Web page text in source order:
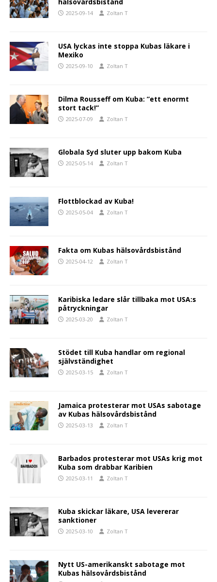
2025-09-14 Zoltan T
USA lyckas inte stoppa Kubas läkare i
Mexiko
2025-09-10 Zoltan T
Dilma Rousseff om Kuba: ”ett enormt
stort tack!”
2025-07-09 Zoltan T
Globala Syd sluter upp bakom Kuba
2025-05-14 Zoltan T
Flottblockad av Kuba!
2025-05-04 Zoltan T
Fakta om Kubas hälsovårdsbistånd
2025-04-12 Zoltan T
Karibiska ledare slår tillbaka mot USA:s
påtryckningar
2025-03-20 Zoltan T
Stödet till Kuba handlar om regional
självständighet
2025-03-15 Zoltan T
Jamaica protesterar mot USAs sabotage
av Kubas hälsovårdsbistånd
2025-03-13 Zoltan T
Barbados protesterar mot USAs krig mot
Kuba som drabbar Karibien
2025-03-11 Zoltan T
Kuba skickar läkare, USA levererar
sanktioner
2025-03-10 Zoltan T
Nytt US-amerikanskt sabotage mot
Kubas hälsovårdsbistånd